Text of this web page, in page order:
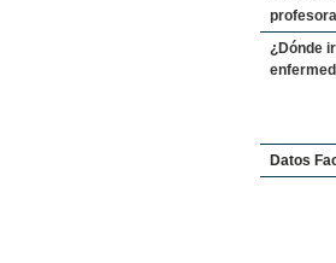
¿Dónde
Datos